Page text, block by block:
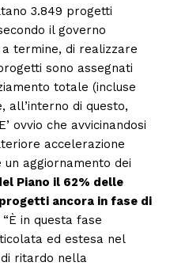
3.849 progetti
il governo
termine, di realizzare
sono assegnati
totale (incluse
all’interno di questo,
ovvio che avvicinandosi
accelerazione
aggiornamento dei
Piano il 62% delle
ancora in fase di
“È in questa fase
ed estesa nel
ritardo nella